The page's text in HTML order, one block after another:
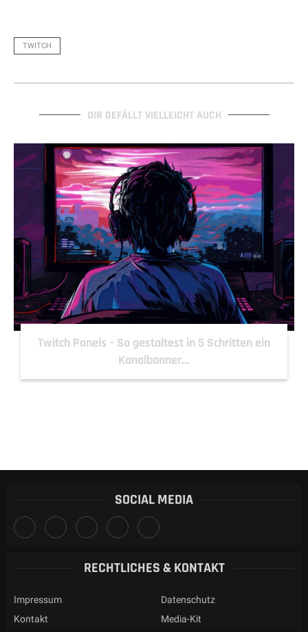
TWITCH
DIR GEFÄLLT VIELLEICHT AUCH
Twitch Panels – So gestaltest in 5 Schritten ein
Kanalbanner...
SOCIAL MEDIA
RECHTLICHES & KONTAKT
Impressum
Datenschutz
Kontakt
Media-Kit